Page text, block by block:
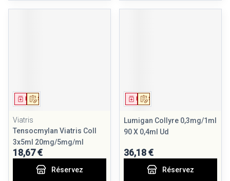
Sur prescription
Médicament
Viatris
Tensocmylan Viatris Coll
3x5ml 20mg/5mg/ml
18,67 €
Réservez
Sur prescription
Médicament
Lumigan Collyre 0,3mg/1ml
90 X 0,4ml Ud
36,18 €
Réservez